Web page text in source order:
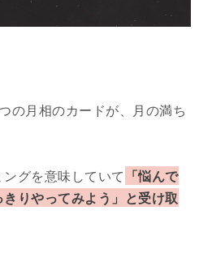
の月相のカードが、月の満ち
グを意味していて 「悩んで
りやってみよう」と受け取